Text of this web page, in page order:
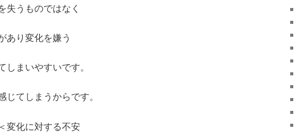
失うものではなく
あり変化を嫌う
まいやすいです。
てしまうからです。
変化に対する不安